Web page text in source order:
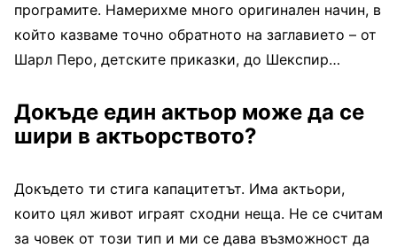
програмите. Намерихме много оригинален начин, в
който казваме точно обратното на заглавието – от
Шарл Перо, детските приказки, до Шекспир…
Докъде един актьор може да се
шири в актьорството?
Докъдето ти стига капацитетът. Има актьори,
които цял живот играят сходни неща. Не се считам
за човек от този тип и ми се дава възможност да